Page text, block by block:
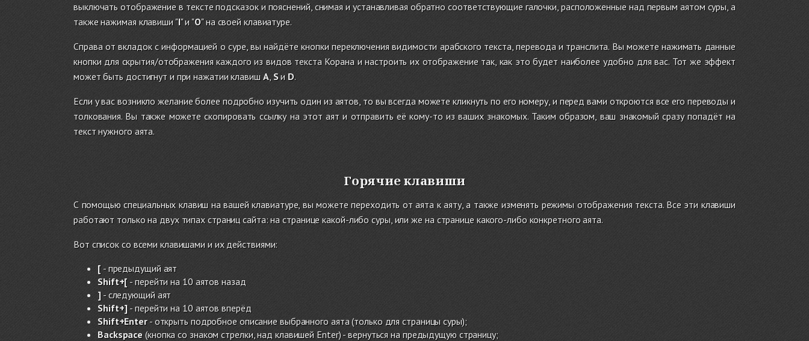
выключать отображение в тексте подсказок и пояснений, снимая и устанавливая обратно соответствующие галочки, расположенные над первым аятом суры, а
также нажимая клавиши "I" и "O" на своей клавиатуре.
Справа от вкладок с информацией о суре, вы найдёте кнопки переключения видимости арабского текста, перевода и транслита. Вы можете нажимать данные
кнопки для скрытия/отображения каждого из видов текста Корана и настроить их отображение так, как это будет наиболее удобно для вас. Тот же эффект
может быть достигнут и при нажатии клавиш A, Sи D.
Если у вас возникло желание более подробно изучитьодин из аятов, то вы всегда можете кликнуть по его номеру, и перед вами откроются все его переводы и
толкования. Вы также можете скопировать ссылку на этот аят и отправить её кому-то из ваших знакомых. Таким образом, ваш знакомый сразу попадёт на
текст нужного аята.
Горячие клавиши
С помощью специальных клавиш на вашей клавиатуре, вы можете переходить от аята к аяту, а также изменять режимы отображения текста. Все эти клавиши
работают только на двух типах страниц сайта: на странице какой-либо суры, или же на странице какого-либо конкретного аята.
Вот список со всеми клавишами и их действиями:
[- предыдущий аят
Shift+[ - перейти на 10 аятов назад
]- следующий аят
Shift+] - перейти на 10 аятов вперёд
Shift+Enter- открыть подробное описание выбранного аята(только для страницы суры);
Backspace (кнопкасо знаком стрелки,над клавишей Enter) - вернуться на предыдущую страницу;